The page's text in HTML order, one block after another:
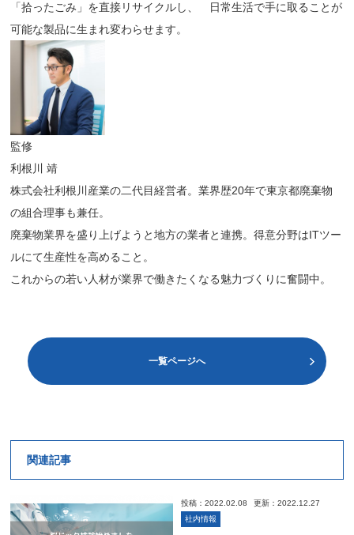
「拾ったごみ」を直接リサイクルし、
日常生活で手に取ることが
可能な製品に生まれ変わらせます。
監修
利根川 靖
株式会社利根川産業の二代目経営者。業界歴20年で東京都廃棄物
の組合理事も兼任。
廃棄物業界を盛り上げようと地方の業者と連携。得意分野はITツー
ルにて生産性を高めること。
これからの若い人材が業界で働きたくなる魅力づくりに奮闘中。
一覧ページへ
関連記事
投稿：2022.02.08
更新：2022.12.27
社内情報